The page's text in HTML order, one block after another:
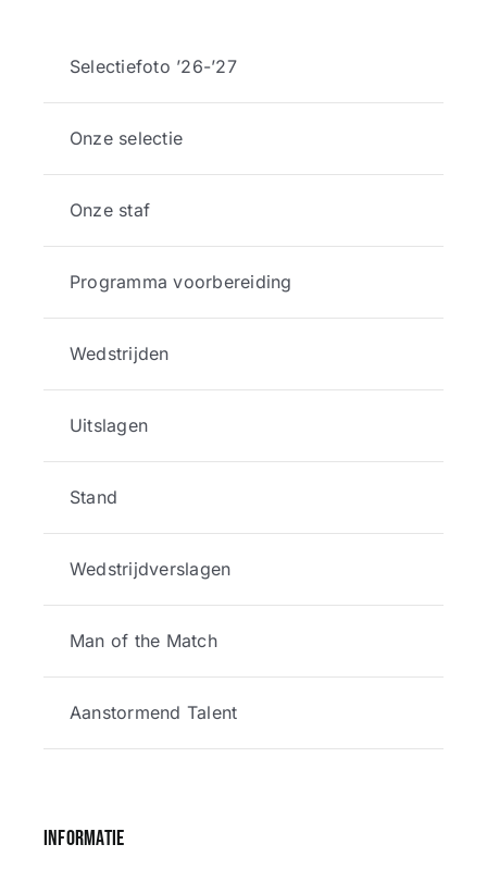
Selectiefoto ’26-’27
Onze selectie
Onze staf
Programma voorbereiding
Wedstrijden
Uitslagen
Stand
Wedstrijdverslagen
Man of the Match
Aanstormend Talent
Informatie